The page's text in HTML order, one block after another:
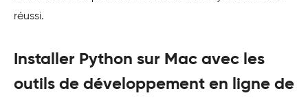
réussi.
Installer Python sur Mac avec les
outils de développement en ligne de